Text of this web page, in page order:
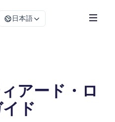
日本語
アード・ロ
ド